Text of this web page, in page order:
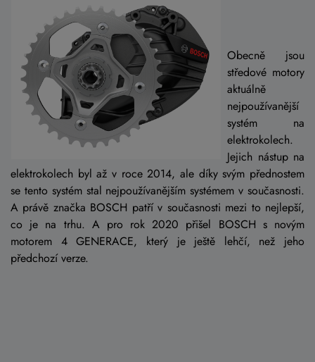
Obecně jsou
středové motory
aktuálně
nejpoužívanější
systém na
elektrokolech.
Jejich nástup na
elektrokolech byl až v roce 2014, ale díky svým přednostem
se tento systém stal nejpoužívanějším systémem v současnosti.
A právě značka BOSCH patří v současnosti mezi to nejlepší,
co je na trhu. A pro rok 2020 přišel BOSCH s novým
motorem 4 GENERACE, který je ještě lehčí, než jeho
předchozí verze.